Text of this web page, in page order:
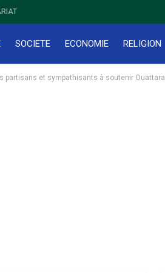
SOCIETE ECONOMIE RELIGION
partisans et sympathisants à soutenir Ouattara